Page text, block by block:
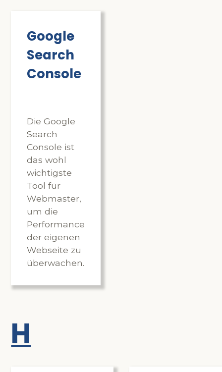
Google
Search
Console
Die Google
Search
Console ist
das wohl
wichtigste
Tool für
Webmaster,
um die
Performance
der eigenen
Webseite zu
überwachen.
H